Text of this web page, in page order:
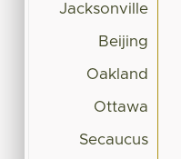
Jacksonville
Beijing
Oakland
Ottawa
Secaucus